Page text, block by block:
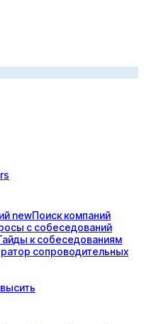
newПоисккомпаний
с собеседований
ксобеседованиям
сопроводительных